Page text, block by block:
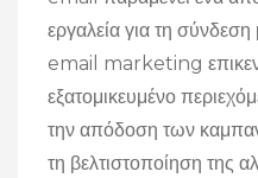
εργαλεία για τη σύνδεση
email marketing
εξατομικευμένο
την απόδοση των
τη βελτιστοποίηση της